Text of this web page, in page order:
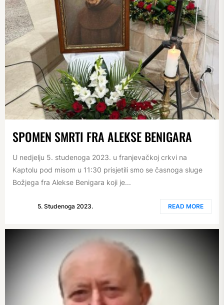
SPOMEN SMRTI FRA ALEKSE BENIGARA
U nedjelju 5. studenoga 2023. u franjevačkoj crkvi na
Kaptolu pod misom u 11:30 prisjetili smo se časnoga sluge
Božjega fra Alekse Benigara koji je...
5. Studenoga 2023. READ MORE